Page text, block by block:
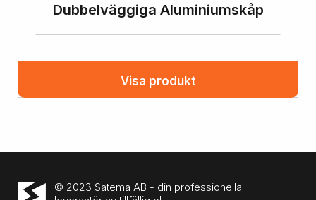
Dubbelväggiga Aluminiumskåp
Visa produkt
© 2023 Satema AB - din professionella